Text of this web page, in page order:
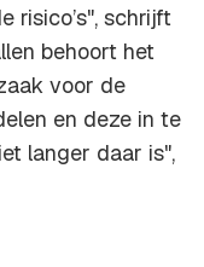
risico’s", schrijft
behoort het
voor de
en deze in te
langer daar is",